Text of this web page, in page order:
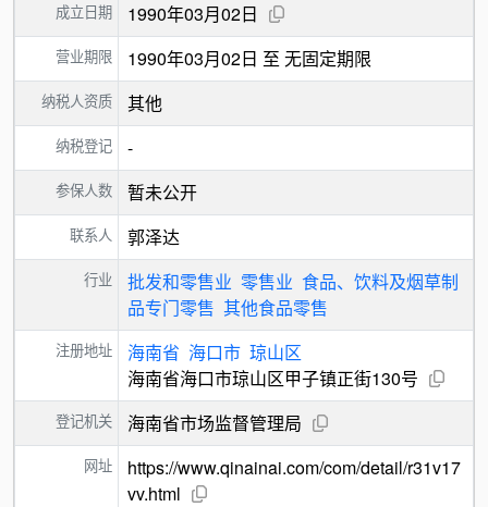
成立日期 1990年03月02日
营业期限 1990年03月02日 至 无固定期限
纳税人资质 其他
纳税登记 -
参保人数 暂未公开
联系人 郭泽达
行业 批发和零售业 零售业 食品、饮料及烟草制
品专门零售 其他食品零售
注册地址 海南省 海口市 琼山区
海南省海口市琼山区甲子镇正街130号
登记机关 海南省市场监督管理局
网址
https://www.qinainai.com/com/detail/r31v17
vv.html